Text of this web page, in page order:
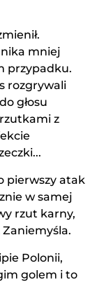
mniej
przypadku.
rozgrywali
głosu
z
pierwszy atak
w samej
rzut karny,
Polonii,
golem i to